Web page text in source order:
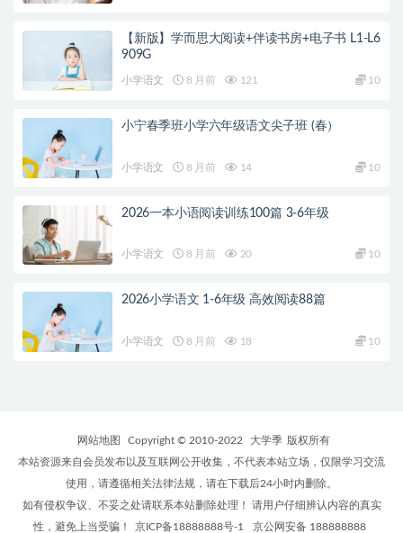
【新版】学而思大阅读+伴读书房+电子书 L1-L6
909G
小学语文 8 月前 121 10
小宁春季班小学六年级语文尖子班 (春）
小学语文 8 月前 14 10
2026一本小语阅读训练100篇 3-6年级
小学语文 8 月前 20 10
2026小学语文 1-6年级 高效阅读88篇
小学语文 8 月前 18 10
网站地图 Copyright © 2010-2022 大学季 版权所有
本站资源来自会员发布以及互联网公开收集，不代表本站立场，仅限学习交流
使用，请遵循相关法律法规，请在下载后24小时内删除。
如有侵权争议、不妥之处请联系本站删除处理！ 请用户仔细辨认内容的真实
性，避免上当受骗！
京ICP备18888888号-1 京公网安备 188888888